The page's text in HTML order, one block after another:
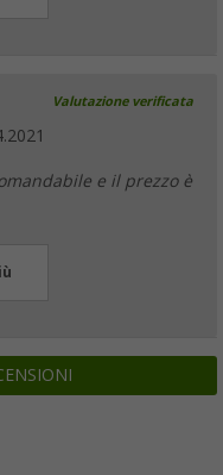
Valutazione verificata
e il prezzo è